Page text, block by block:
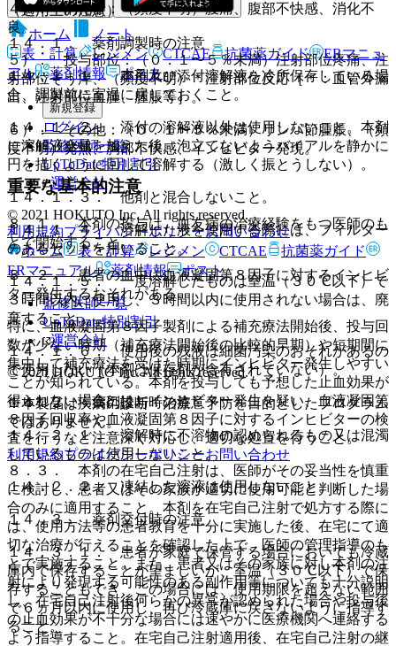
（適用上の注意）
１４．１． 薬剤調製時の注意
１４．１．１． 本剤及び添付溶解液を冷所保存している場
合、調製前に室温に戻しておくこと。
１４．１．２． 添付の溶解液以外は使用しないこと。本剤
に溶解液全量を加えた後、泡立てないようバイアルを静かに
円を描くように回して溶解する（激しく振とうしない）。
１４．１．３． 他剤と混合しないこと。
１４．１．４． 溶解した液を使用する際には、フィルター
のあるセットを用いること。
１４．１．５． 一度溶解したものは室温（３０℃以下）で
３時間以内に使用し、３時間以内に使用されない場合は、廃
棄すること。
１４．１．６． 使用後の残液は細菌汚染のおそれがあるの
で使用しない（本剤は保存剤が含有されていない）。
１４．２． 薬剤投与時の注意
１４．２．１． 溶解時に不溶物の認められるもの又は混濁
しているものは使用しないこと。
１４．２．２． 凍結した溶液は使用しないこと。
１４．３． 薬剤交付時の注意
１４．３．１． 患者が家庭で保管する場合においても冷蔵
庫内で保存することが望ましいが、室温（３０℃以下）で保
存することもでき、この場合には、使用期限を超えない範囲
で６ヵ月以内に使用し、再び冷蔵庫に戻さないように指導す
ること。
４）． 消化器：（頻度不明）腹痛、腹部不快感、消化不
良。
５）． 投与部位：（０．１〜５％未満）注射部位疼痛、注
射部位そう痒、（頻度不明）＊注射部位反応［＊：血管外漏
出、注射部位血腫、腫脹等］。
６）． その他：（０．１〜５％未満）リンパ節腫脹、（頻
度不明）発熱、胸部不快感、インヒビター発現。
重要な基本的注意
８．１． 本剤の投与は、血友病の治療経験をもつ医師のも
とで開始すること。
８．２． 患者の血中に血液凝固第８因子に対するインヒビ
ター発生するおそれがある。
特に、血液凝固第８因子製剤による補充療法開始後、投与回
数が少ない時期（補充療法開始後の比較的早期）や短期間に
集中して補充療法を受けた時期にインヒビター発生しやすい
ことが知られている。本剤を投与しても予想した止血効果が
得られない場合には、インヒビター発生を疑い、血液凝固第
８因子回収率や血液凝固第８因子に対するインヒビターの検
査を行うなど注意深く対応し、適切な処置を行うこと。
８．３． 本剤の在宅自己注射は、医師がその妥当性を慎重
に検討し、患者又はその家族が適切に使用可能と判断した場
合のみに適用すること。本剤を在宅自己注射で処方する際に
は、使用方法等の患者教育を十分に実施した後、在宅にて適
切な治療が行えることを確認した上で、医師の管理指導のも
とで実施すること。また、患者又はその家族に対し本剤の注
射により発現する可能性のある副作用等についても十分説明
し、在宅自己注射後何らかの異常が認められた場合や投与後
の止血効果が不十分な場合には速やかに医療機関へ連絡する
よう指導すること。在宅自己注射適用後、在宅自己注射の継
ホーム
ノート
表・計算
レジメン CTCAE 抗菌薬ガイド
ERマニュ
アル
薬剤情報 ポスト
新規登録
ログイン
監修医師一覧
UpToDate特別割引
運営会社
© 2021 HOKUTO Inc. All rights reserved.
利用規約プライバシーポリシーお問い合わせ
ホーム
表・計算 レジメン CTCAE
抗菌薬ガイド
ERマニュアル
薬剤情報 ポスト
監修医師一覧
UpToDate特別割引
運営会社
© 2021 HOKUTO Inc. All rights reserved.
※本製品は疾病の診断・治療・予防を目的としたプログラム
ではありません。
利用規約プライバシーポリシーお問い合わせ